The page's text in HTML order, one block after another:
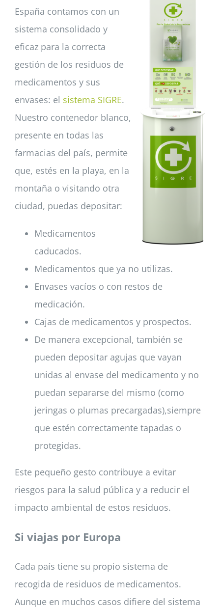
España contamos con un
sistema consolidado y
eficaz para la correcta
gestión de los residuos de
medicamentos y sus
envases: el sistema SIGRE.
Nuestro contenedor blanco,
presente en todas las
farmacias del país, permite
que, estés en la playa, en la
montaña o visitando otra
ciudad, puedas depositar:
Medicamentos
caducados.
Medicamentos que ya no utilizas.
Envases vacíos o con restos de
medicación.
Cajas de medicamentos y prospectos.
De manera excepcional, también se
pueden depositar agujas que vayan
unidas al envase del medicamento y no
puedan separarse del mismo (como
jeringas o plumas precargadas),siempre
que estén correctamente tapadas o
protegidas.
Este pequeño gesto contribuye a evitar
riesgos para la salud pública y a reducir el
impacto ambiental de estos residuos.
Si viajas por Europa
Cada país tiene su propio sistema de
recogida de residuos de medicamentos.
Aunque en muchos casos difiere del sistema